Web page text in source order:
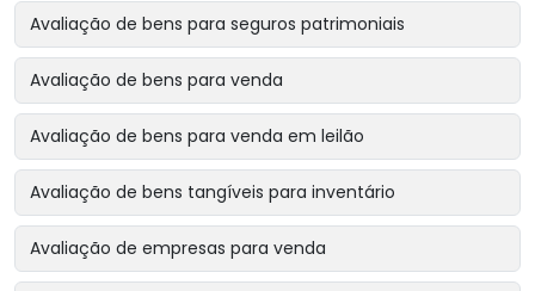
Avaliação de bens para seguros patrimoniais
Avaliação de bens para venda
Avaliação de bens para venda em leilão
Avaliação de bens tangíveis para inventário
Avaliação de empresas para venda